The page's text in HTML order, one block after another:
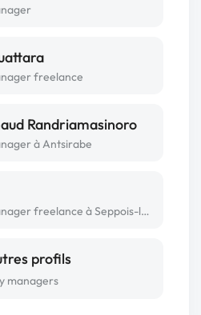
freelance
Randriamasinoro
à Antsirabe
Community manager freelance à Seppois-le-bas
profils
managers